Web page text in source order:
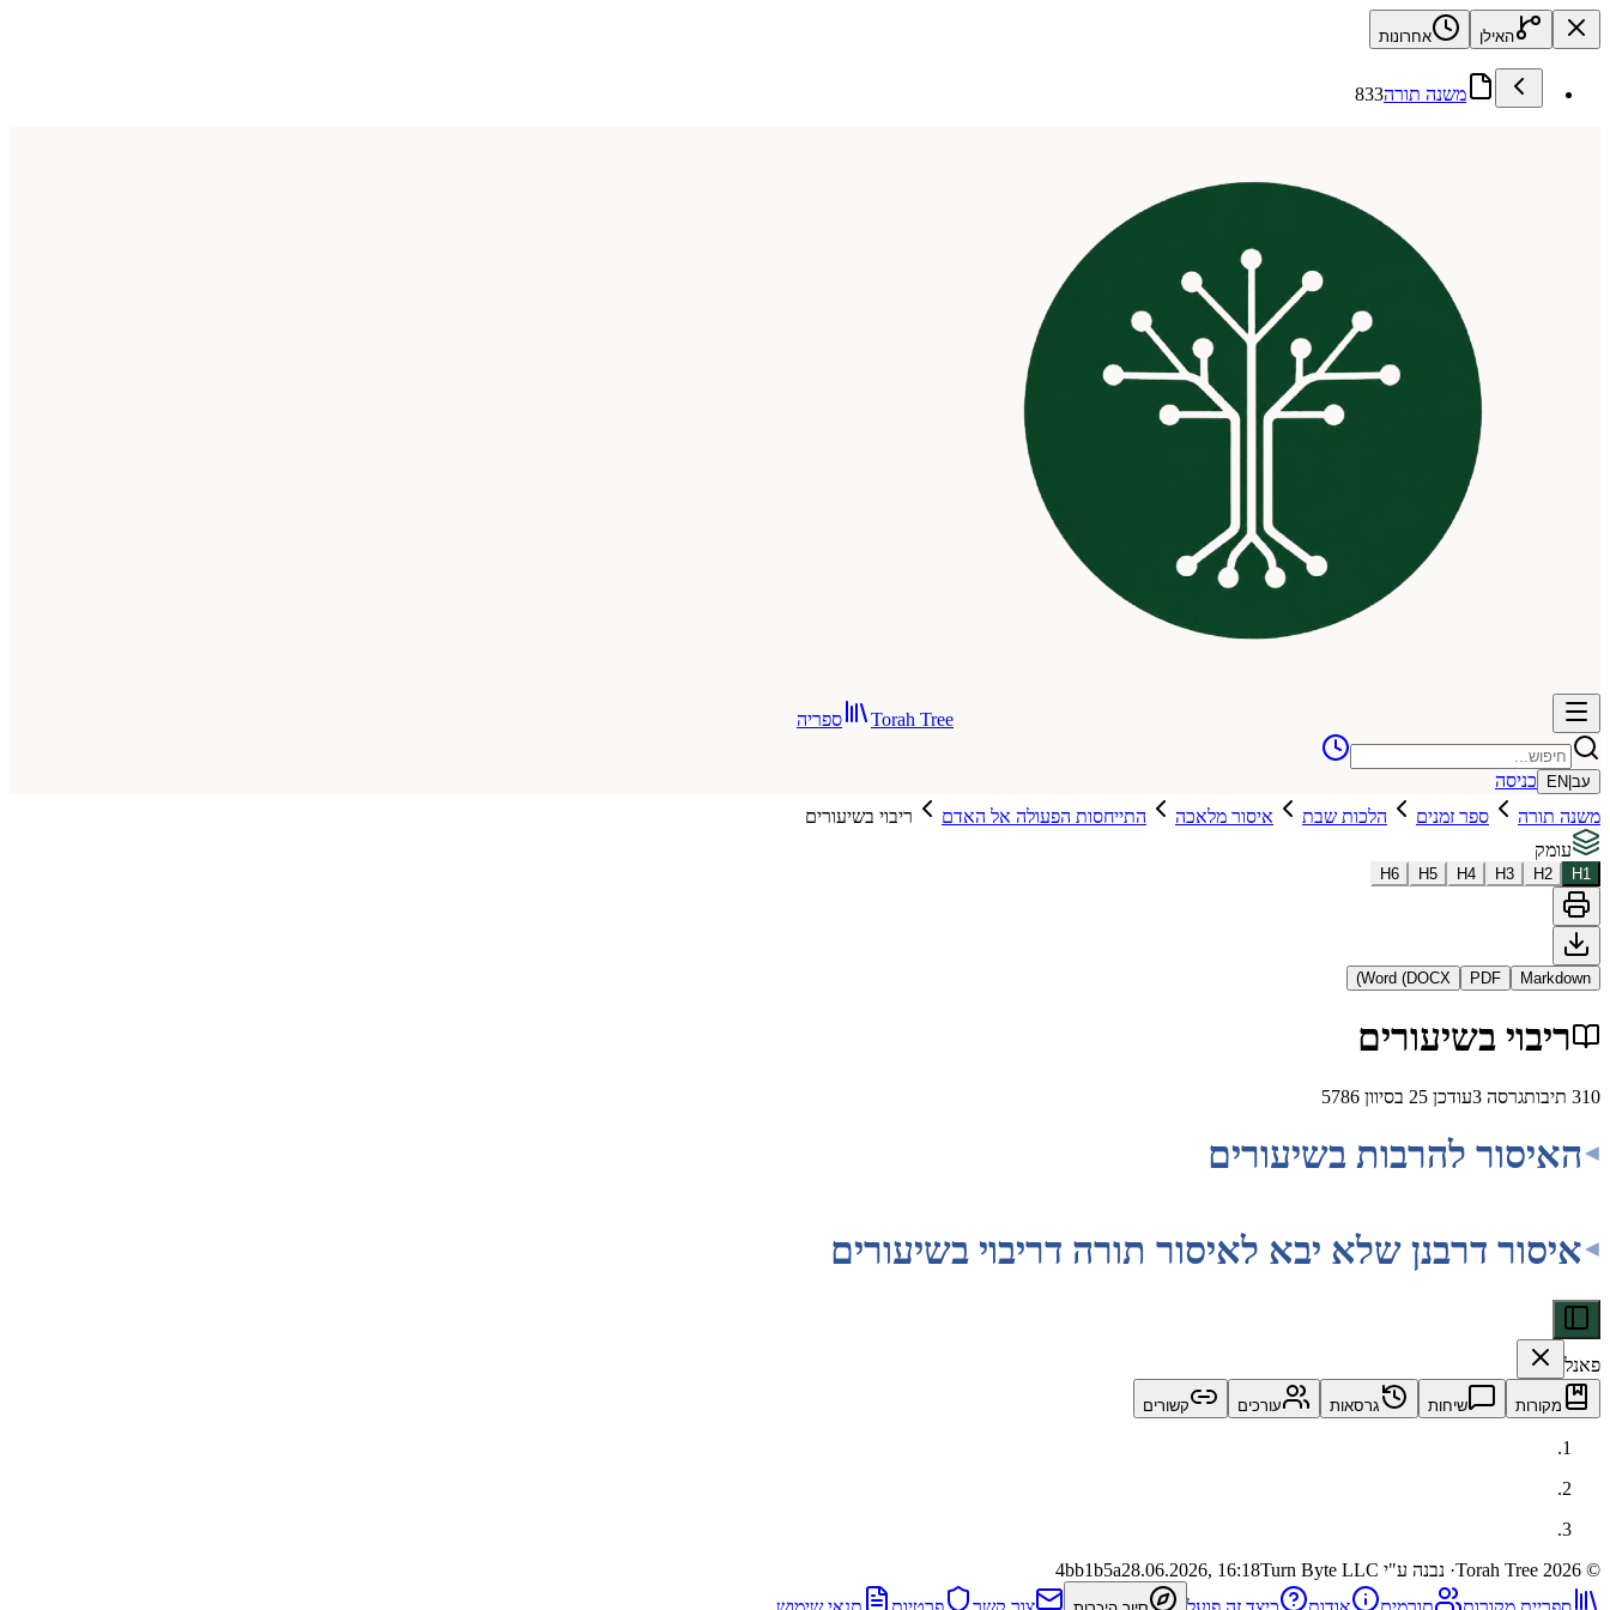
האילן אחרונות
משנה תורה833
Torah Tree ספריה
עב EN
כניסה
משנה תורה
ספר זמנים הלכות שבת איסור מלאכה התייחסות הפעולה אל האדם
ריבוי בשיעורים
עומק
H1
H2
H3
H4
H5
H6
Markdown
PDF
Word (DOCX)
ריבוי בשיעורים
310 תיבותגרסה 3עודכן 25 בסיוון 5786
האיסור להרבות בשיעורים
איסור דרבנן שלא יבא לאיסור תורה דריבוי בשיעורים
פאנל
מקורות שיחות גרסאות עורכים קשורים
©
2026 · נבנה ע"י Turn Byte LLC 4bb1b5a28.06.2026, 16:18